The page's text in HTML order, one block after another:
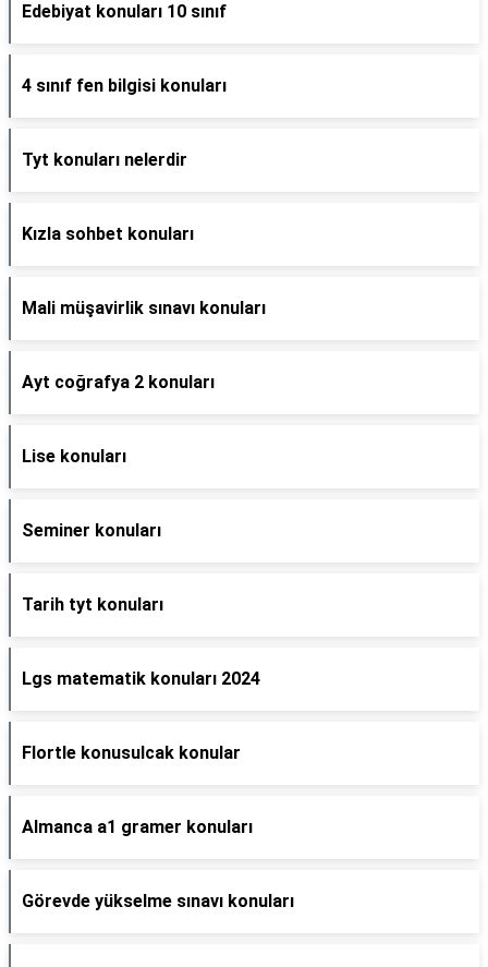
Edebiyat konuları 10 sınıf
4 sınıf fen bilgisi konuları
Tyt konuları nelerdir
Kızla sohbet konuları
Mali müşavirlik sınavı konuları
Ayt coğrafya 2 konuları
Lise konuları
Seminer konuları
Tarih tyt konuları
Lgs matematik konuları 2024
Flortle konusulcak konular
Almanca a1 gramer konuları
Görevde yükselme sınavı konuları